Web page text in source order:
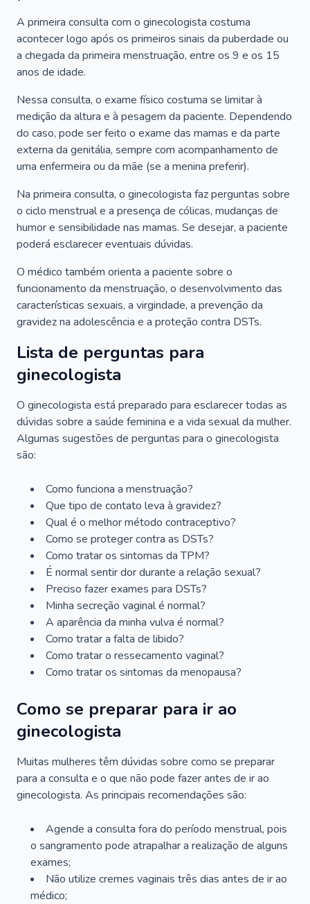
A primeira consulta com o ginecologista costuma
acontecer logo após os primeiros sinais da puberdade ou
a chegada da primeira menstruação, entre os 9 e os 15
anos de idade.
Nessa consulta, o exame físico costuma se limitar à
medição da altura e à pesagem da paciente. Dependendo
do caso, pode ser feito o exame das mamas e da parte
externa da genitália, sempre com acompanhamento de
uma enfermeira ou da mãe (se a menina preferir).
Na primeira consulta, o ginecologista faz perguntas sobre
o ciclo menstrual e a presença de cólicas, mudanças de
humor e sensibilidade nas mamas. Se desejar, a paciente
poderá esclarecer eventuais dúvidas.
O médico também orienta a paciente sobre o
funcionamento da menstruação, o desenvolvimento das
características sexuais, a virgindade, a prevenção da
gravidez na adolescência e a proteção contra DSTs.
Lista de perguntas para
ginecologista
O ginecologista está preparado para esclarecer todas as
dúvidas sobre a saúde feminina e a vida sexual da mulher.
Algumas sugestões de perguntas para o ginecologista
são:
Como funciona a menstruação?
Que tipo de contato leva à gravidez?
Qual é o melhor método contraceptivo?
Como se proteger contra as DSTs?
Como tratar os sintomas da TPM?
É normal sentir dor durante a relação sexual?
Preciso fazer exames para DSTs?
Minha secreção vaginal é normal?
A aparência da minha vulva é normal?
Como tratar a falta de libido?
Como tratar o ressecamento vaginal?
Como tratar os sintomas da menopausa?
Como se preparar para ir ao
ginecologista
Muitas mulheres têm dúvidas sobre como se preparar
para a consulta e o que não pode fazer antes de ir ao
ginecologista. As principais recomendações são:
Agende a consulta fora do período menstrual, pois
o sangramento pode atrapalhar a realização de alguns
exames;
Não utilize cremes vaginais três dias antes de ir ao
médico;